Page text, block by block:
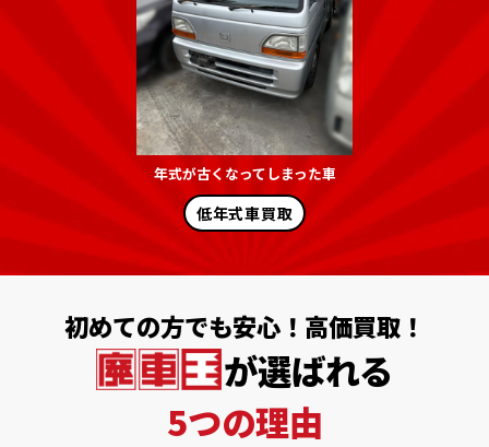
年式が古くなってしまった車
低年式車買取
初めての方でも安心！高価買取！
が選ばれる
5つの理由